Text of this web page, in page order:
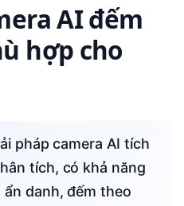
AI đếm
hợp cho
tích, có khả năng
danh, đếm theo